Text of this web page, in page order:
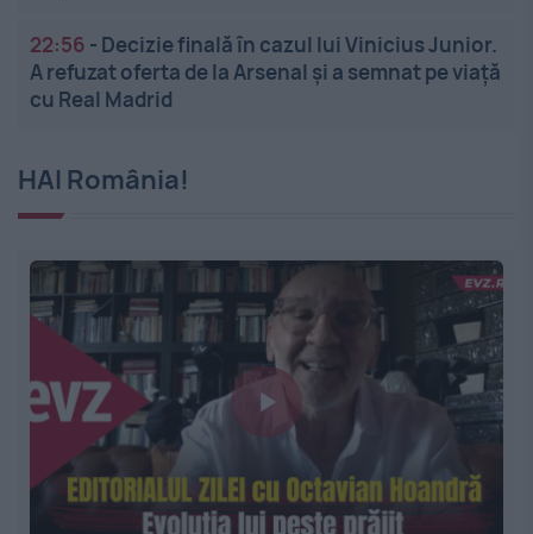
22:56 - Decizie finală în cazul lui Vinicius Junior.
A refuzat oferta de la Arsenal și a semnat pe viață
cu Real Madrid
HAI România!